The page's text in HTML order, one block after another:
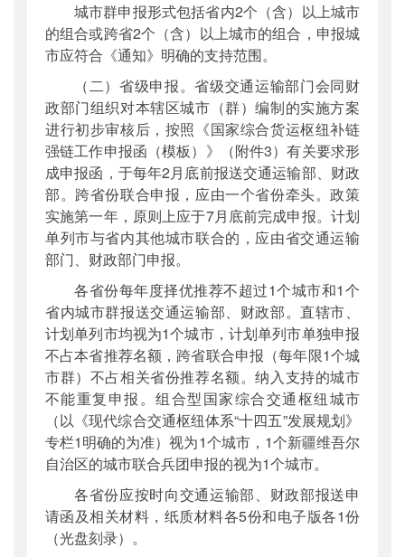
城市群申报形式包括省内2个（含）以上城市
的组合或跨省2个（含）以上城市的组合，申报城
市应符合《通知》明确的支持范围。
（二）省级申报。省级交通运输部门会同财
政部门组织对本辖区城市（群）编制的实施方案
进行初步审核后，按照《国家综合货运枢纽补链
强链工作申报函（模板）》（附件3）有关要求形
成申报函，于每年2月底前报送交通运输部、财政
部。跨省份联合申报，应由一个省份牵头。政策
实施第一年，原则上应于7月底前完成申报。计划
单列市与省内其他城市联合的，应由省交通运输
部门、财政部门申报。
各省份每年度择优推荐不超过1个城市和1个
省内城市群报送交通运输部、财政部。直辖市、
计划单列市均视为1个城市，计划单列市单独申报
不占本省推荐名额，跨省联合申报（每年限1个城
市群）不占相关省份推荐名额。纳入支持的城市
不能重复申报。组合型国家综合交通枢纽城市
（以《现代综合交通枢纽体系“十四五”发展规划》
专栏1明确的为准）视为1个城市，1个新疆维吾尔
自治区的城市联合兵团申报的视为1个城市。
各省份应按时向交通运输部、财政部报送申
请函及相关材料，纸质材料各5份和电子版各1份
（光盘刻录）。